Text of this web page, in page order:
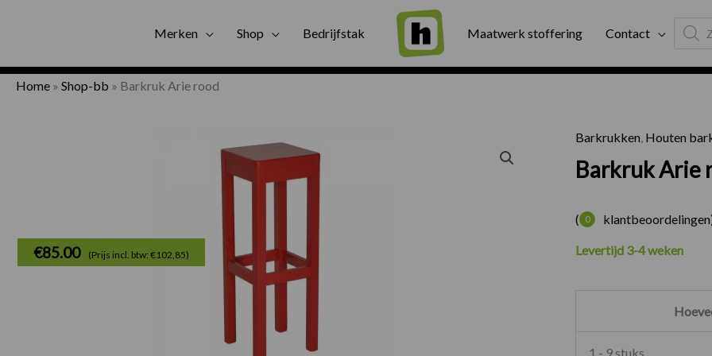
Merken Shop Bedrijfstak Maatwerk stoffering Contact
search
Gratis bezorging Binnen twee werkdagen geleverd
Home » Shop-bb » Barkruk Arie rood
Barkrukken, Houten
Barkruk Arie
( 0
€85.00 (Prijs incl. btw: €102,85) Levertijd 3-4 weken
1 - 9 stuks
Barkruk